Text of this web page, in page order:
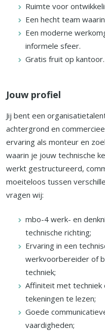
Ruimte voor
Een hecht team
Een moderne
informele sfeer.
Gratis fruit op kantoor.
Jouw profiel
Jij bent een
achtergrond en
ervaring als monteur en
waarin je jouw technische
werkt gestructureerd,
moeiteloos tussen
vragen wij:
mbo-4 werk- en
technische richting;
Ervaring in een
werkvoorbereider of
techniek;
Affiniteit met techniek
tekeningen te lezen;
Goede
vaardigheden;